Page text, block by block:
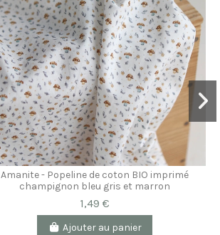
Amanite - Popeline de coton BIO imprimé
champignon bleu gris et marron
1,49 €
Ajouter au panier